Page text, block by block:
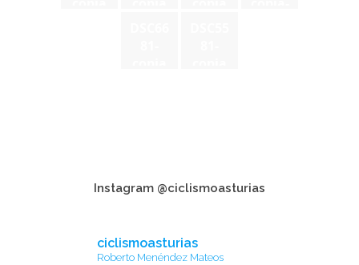
Instagram @ciclismoasturias
ciclismoasturias
Roberto Menéndez Mateos